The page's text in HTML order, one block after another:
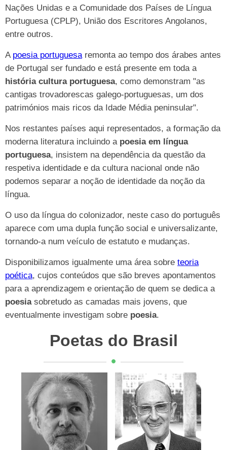
Nações Unidas e a Comunidade dos Países de Língua
Portuguesa (CPLP), União dos Escritores Angolanos,
entre outros.
A poesia portuguesaremonta ao tempo dos árabes antes
de Portugal ser fundado e está presente em toda a
história cultura portuguesa, como demonstram "as
cantigas trovadorescas galego-portuguesas, um dos
patrimónios mais ricos da Idade Média peninsular".
Nos restantes países aqui representados, a formação da
moderna literatura incluindo a poesia em língua
portuguesa, insistem na dependência da questão da
respetiva identidade e da cultura nacional onde não
podemos separar a noção de identidade da noção da
língua.
O uso da língua do colonizador, neste caso do português
aparece com uma dupla função social e universalizante,
tornando-a num veículo de estatuto e mudanças.
Disponibilizamos igualmente uma área sobre teoria
poética, cujos conteúdos que são breves apontamentos
para a aprendizagem e orientação de quem se dedica a
poesiasobretudo as camadas mais jovens, que
eventualmente investigam sobre poesia.
Poetas do Brasil